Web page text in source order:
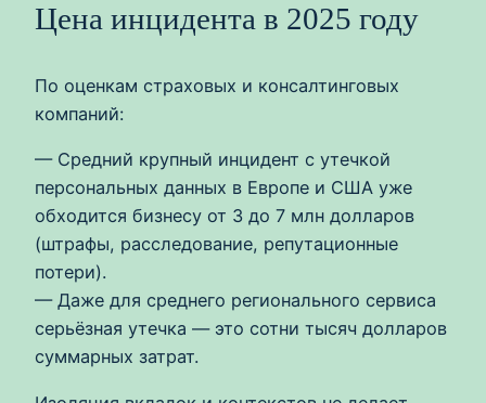
Цена инцидента в 2025 году
По оценкам страховых и консалтинговых
компаний:
— Средний крупный инцидент с утечкой
персональных данных в Европе и США уже
обходится бизнесу от 3 до 7 млн долларов
(штрафы, расследование, репутационные
потери).
— Даже для среднего регионального сервиса
серьёзная утечка — это сотни тысяч долларов
суммарных затрат.